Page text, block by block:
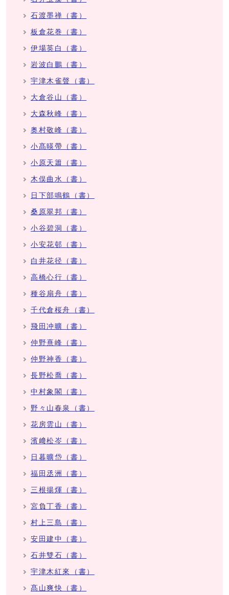
石渡墨禅（書）
板倉花巻（書）
伊場英白（書）
岩波白鵬（書）
宇津木雀聲（書）
大倉谷山（書）
大森秋峰（書）
奥村敬峰（書）
小髙暎帶（書）
小原天簫（書）
木俣曲水（書）
日下部鳴鶴（書）
桑原翠邦（書）
小谷碧洞（書）
小安花邨（書）
白井花径（書）
高橋心行（書）
種谷扇舟（書）
千代倉桜舟（書）
飛田冲曠（書）
仲野熹峰（書）
仲野神香（書）
長野松喬（書）
中村象閣（書）
野々山春泉（書）
花房雲山（書）
濱﨑松岑（書）
日暮曠岱（書）
福田丞洲（書）
三根揚煇（書）
宮負丁香（書）
村上三島（書）
安田建中（書）
石井雙石（書）
宇津木紅來（書）
髙山爽快（書）